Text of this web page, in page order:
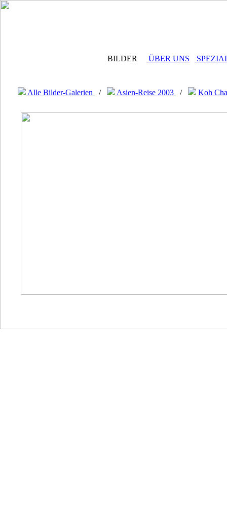
BILDER ÜBER UNS
Alle Bilder-Galerien / Asien-Reise 2003 / Koh